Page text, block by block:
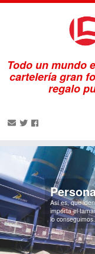
Saltar
contenido
Todo un mundo
cartelería gran
regalo
Así es, que
importa el
lo conseguimos.